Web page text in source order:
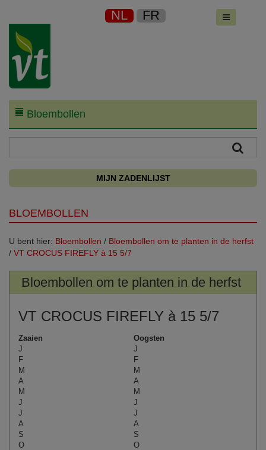
NL FR
Bloembollen
MIJN ZADENLIJST
BLOEMBOLLEN
U bent hier: Bloembollen / Bloembollen om te planten in de herfst
/ VT CROCUS FIREFLY à 15 5/7
Bloembollen om te planten in de herfst
VT CROCUS FIREFLY à 15 5/7
Zaaien
Oogsten
J
J
F
F
M
M
A
A
M
M
J
J
J
J
A
A
S
S
O
O